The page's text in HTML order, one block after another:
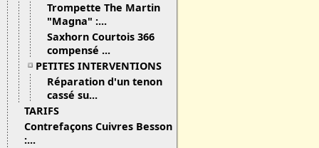
Trompette The Martin
"Magna" :...
Saxhorn Courtois 366
compensé ...
PETITES INTERVENTIONS
Réparation d'un tenon
cassé su...
TARIFS
Contrefaçons Cuivres Besson
:...